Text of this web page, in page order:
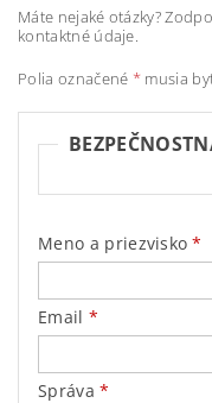
Máte nejaké otázky?
kontaktné údaje.
Polia označené * musia
Meno a priezvisko
Email
Správa